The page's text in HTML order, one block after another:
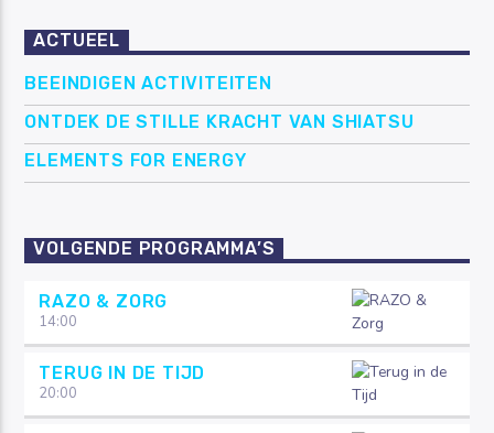
ACTUEEL
BEEINDIGEN ACTIVITEITEN
ONTDEK DE STILLE KRACHT VAN SHIATSU
ELEMENTS FOR ENERGY
VOLGENDE PROGRAMMA’S
RAZO & ZORG
14:00
TERUG IN DE TIJD
20:00